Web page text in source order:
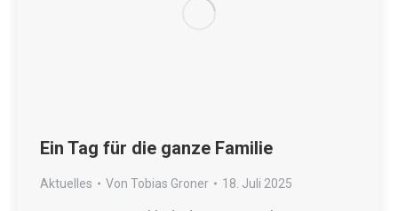
Ein Tag für die ganze Familie
Aktuelles Von Tobias Groner 18. Juli 2025